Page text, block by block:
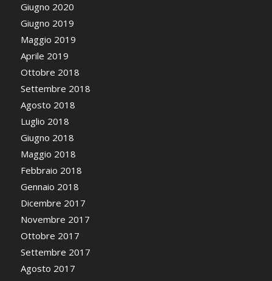
Giugno 2020
Giugno 2019
Maggio 2019
Aprile 2019
Ottobre 2018
Settembre 2018
Agosto 2018
Luglio 2018
Giugno 2018
Maggio 2018
Febbraio 2018
Gennaio 2018
Dicembre 2017
Novembre 2017
Ottobre 2017
Settembre 2017
Agosto 2017